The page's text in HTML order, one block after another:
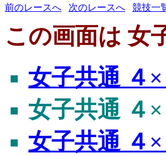
前のレースへ 次のレースへ 競技一
この画面は 女
女子共通 ４
女子共通 ４
女子共通 ４